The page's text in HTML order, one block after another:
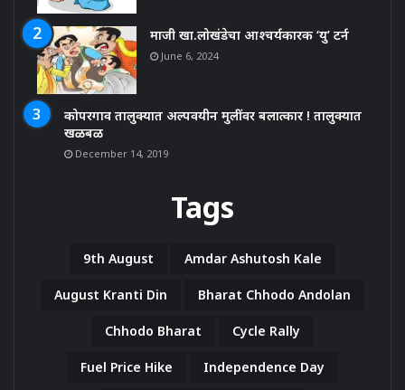
माजी खा.लोखंडेचा आश्चर्यकारक ‘यु’ टर्न
June 6, 2024
कोपरगाव तालुक्यात अल्पवयीन मुलींवर बलात्कार ! तालुक्यात
खळबळ
December 14, 2019
Tags
9th August Amdar Ashutosh Kale
August Kranti Din Bharat Chhodo Andolan
Chhodo Bharat Cycle Rally
Fuel Price Hike Independence Day